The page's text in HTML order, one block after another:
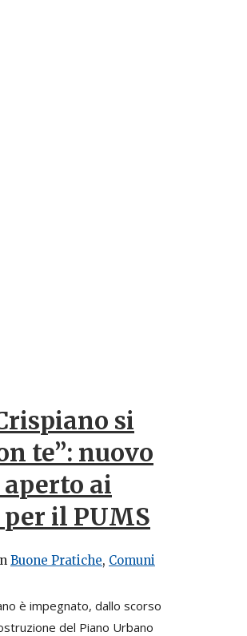
si
te”: nuovo
ai
il PUMS
Buone Pratiche, Comuni
è impegnato, dallo scorso
del Piano Urbano